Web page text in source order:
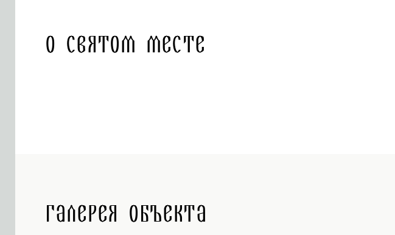
О святом месте
Галерея объекта